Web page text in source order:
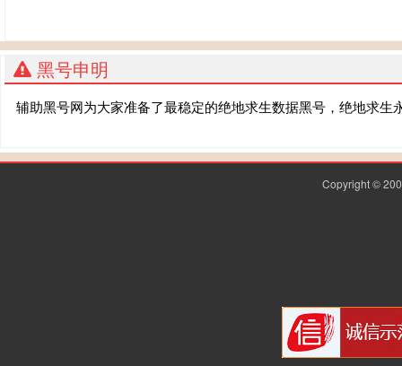
黑号申明
辅助黑号网为大家准备了最稳定的绝地求生数据黑号，绝地求
Copyright ©